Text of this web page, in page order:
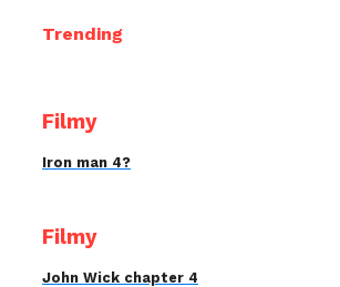
Trending
Filmy
Iron man 4?
Filmy
John Wick chapter 4